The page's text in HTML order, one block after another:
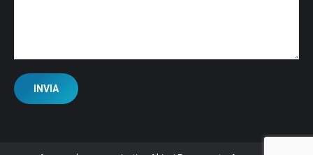
INVIA